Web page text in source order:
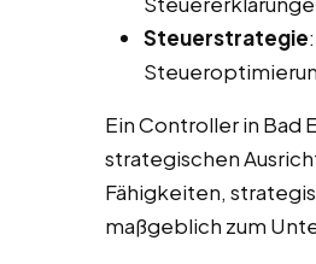
Steuerstrategie
Ein Controller in Bad
strategischen
Fähigkeiten,
maßgeblich zum